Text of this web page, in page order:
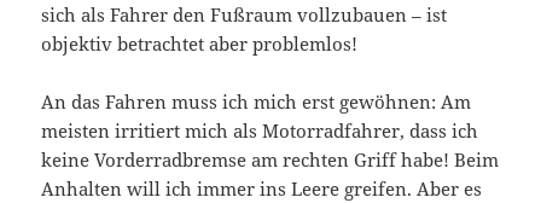
sich als Fahrer den Fußraum vollzubauen – ist
objektiv betrachtet aber problemlos!
An das Fahren muss ich mich erst gewöhnen: Am
meisten irritiert mich als Motorradfahrer, dass ich
keine Vorderradbremse am rechten Griff habe! Beim
Anhalten will ich immer ins Leere greifen. Aber es